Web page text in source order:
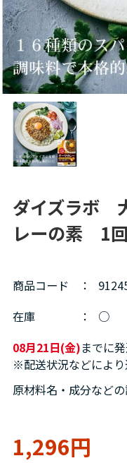
ダイズラボ
レーの素 1
1,296円
商品コード ：
在庫
：
○
08月21日(金)までに
※配送状況などによ
原材料名・成分など